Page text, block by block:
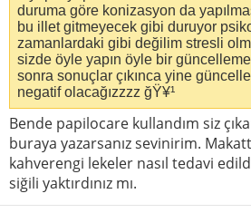
duruma göre konizasyon da
bu illet gitmeyecek gibi duruyor
zamanlardaki gibi değilim stresli
sizde öyle yapın öyle bir
sonra sonuçlar çıkınca yine
negatif olacağızzzz ğŸ¥¹
Bende papilocare kullandım siz
buraya yazarsanız sevinirim.
kahverengi lekeler nasıl tedavi
siğili yaktırdınız mı.